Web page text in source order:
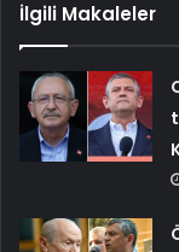
İlgili Makaleler